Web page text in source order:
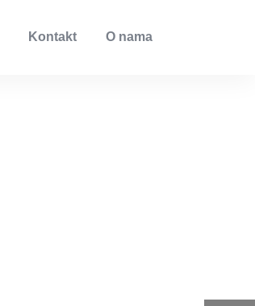
Kontakt O nama